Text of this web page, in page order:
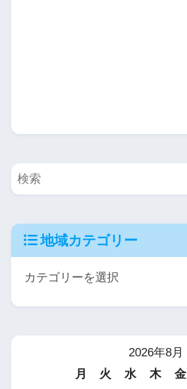
地域カテゴリー
2026年8月
月
火 水 木 金